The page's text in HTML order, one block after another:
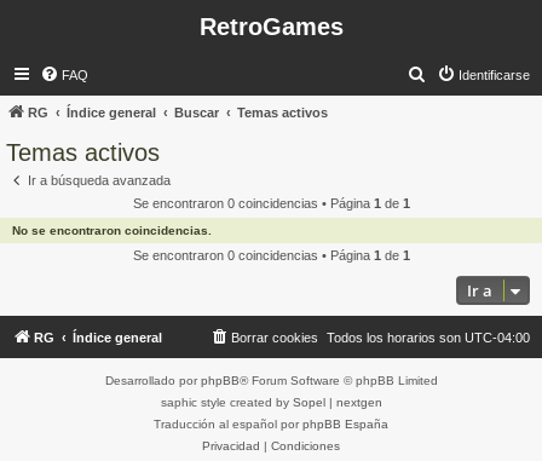
RetroGames
FAQ Identificarse
r
RG Índice general Buscar Temas activos
Temas activos
Ir a búsqueda avanzada
Se encontraron 0 coincidencias • Página 1 de 1
No se encontraron coincidencias.
Se encontraron 0 coincidencias • Página 1 de 1
Ir a
RG Índice general Todos los horarios son UTC-04:00
Borrar cookies
Desarrollado por phpBB® Forum Software © phpBB Limited
saphic style created by Sopel| nextgen
Traducción al español por phpBB España
Privacidad | Condiciones